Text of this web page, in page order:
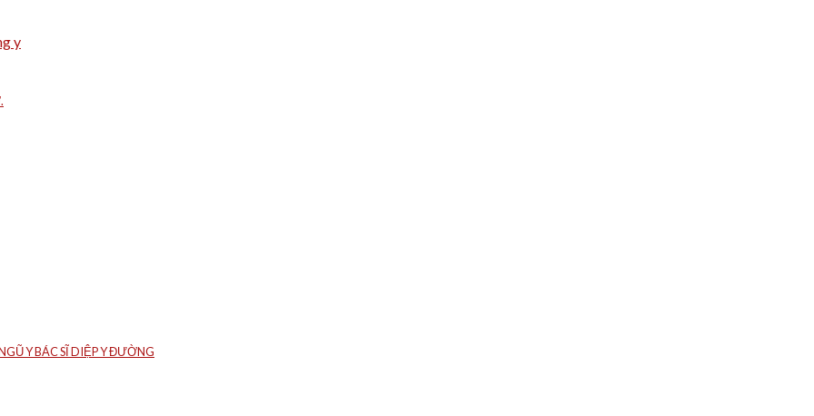
Y BÁC SĨ DIỆP Y ĐƯỜNG
y